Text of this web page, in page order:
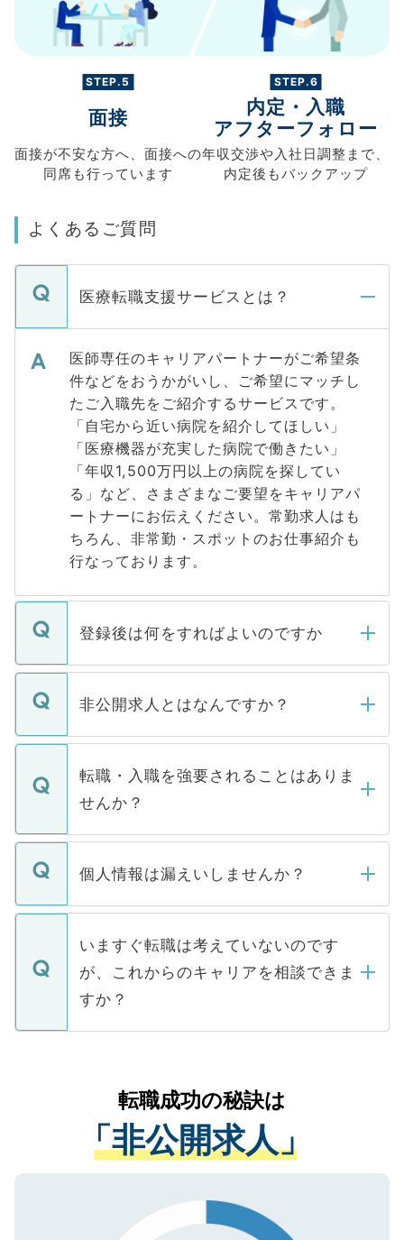
STEP.5
面接
面接が不安な方へ、 面接への
同席も行っています
STEP.6
内定・入職
アフターフォロー
年収交渉や入社日調整まで、
内定後もバックアップ
よくあるご質問
医療転職支援サービスとは？
医師専任のキャリアパートナーがご希望条
件などをおうかがいし、ご希望にマッチし
たご入職先をご紹介するサービスです。
「自宅から近い病院を紹介してほしい」
「医療機器が充実した病院で働きたい」
「年収1,500万円以上の病院を探してい
る」など、さまざまなご要望をキャリアパ
ートナーにお伝えください。常勤求人はも
ちろん、非常勤・スポットのお仕事紹介も
行なっております。
登録後は何をすればよいのですか
ご登録いただきましたら、弊社担当者がご
登録内容を確認し、その後メールもしくは
ます。通常、5営業日以内にはご連絡をせて
いただきますので、しばらくお待ちくださ
非公開求人とはなんですか？
マイナビDOCTORで取り扱っている求人の
うち約3割は、Webサイトからご覧いただ
けない「非公開求人」です。非公開求人は
下記の理由によって、一般には公開してい
ません。
■応募殺到を避けるため 人気のある医療機
関を公にしてしまうと、応募が殺到する場
に、医療機関が求める条件に合った人材の
みを人材紹介会社に依頼するケースが増え
ています。
転職・入職を強要されることはありま
せんか？
転職・入職を強要することは一切ありませ
ん。また、仮に応募先から内定をいただい
定を承諾する必要はありません。内定先へ
の辞退の連絡はキャリアパートナーが行い
個人情報は漏えいしませんか？
個人情報が漏えいすることはありませんの
で、ご安心ください。当サイトからの登録
などで収集したご登録者様の個人情報は、
ご本人のキャリアアップおよび転職活動の
支援を目的に使用いたします。お預かりし
ているすべての個人データはご本人の許可
は、個人情報の取り扱いについての厳密な
管理基準を満たした事業者のみに付与され
る、プライバシーマークを取得済みです。
で、機密保持に関してもご安心ください。
いますぐ転職は考えていないのです
が、これからのキャリアを相談できま
すか？
かがいして、現在の医療機関の状況や紹介
経験をまじえながら、適切なアドバイスを
させていただきます。すぐにご転職をされ
ない方には、長期的なサポートが可能です
ので、まずはご登録ください。
転職成功の秘訣は
「非公開求人」